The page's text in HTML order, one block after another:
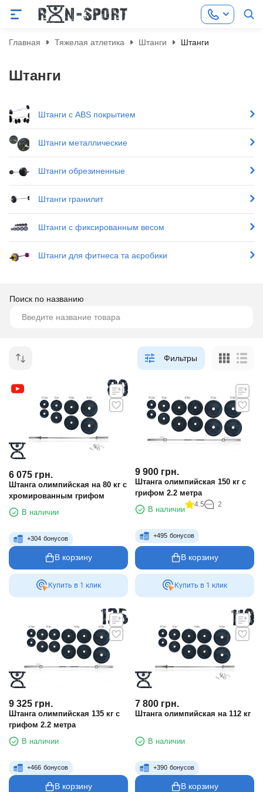
Главная Тяжелая атлетика Штанги Штанги
Штанги
Штанги с ABS покрытием
Штанги металлические
Штанги обрезиненные
Штанги гранилит
Штанги с фиксированным весом
Штанги для фитнеса та аєробики
Поиск по названию
Фильтры
6 075 грн.
Штанга олимпийская на 80 кг с
хромированным грифом
В наличии
+304 бонусов
В корзину
Купить в 1 клик
9 900 грн.
Штанга олимпийская 150 кг с
грифом 2.2 метра
В наличии
4.5 2
+495 бонусов
В корзину
Купить в 1 клик
9 325 грн.
Штанга олимпийская 135 кг с
грифом 2.2 метра
В наличии
+466 бонусов
В корзину
7 800 грн.
Штанга олимпийская на 112 кг
В наличии
+390 бонусов
В корзину